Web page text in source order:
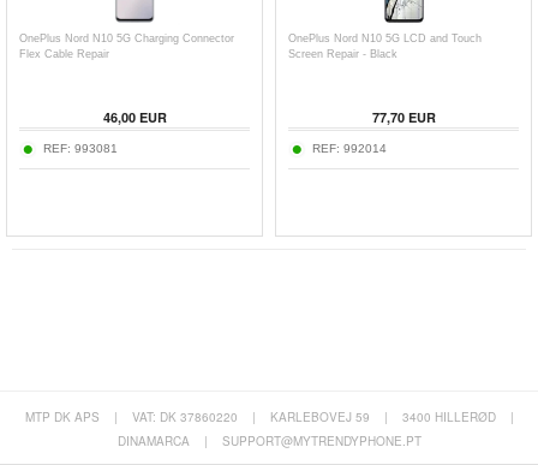
OnePlus Nord N10 5G Charging Connector
Flex Cable Repair
46,00EUR
REF: 993081
OnePlus Nord N10 5G LCD and Touch
Screen Repair - Black
77,70EUR
REF: 992014
MTP DK APS | VAT: DK 37860220 | KARLEBOVEJ 59 | 3400 HILLERØD
|
DINAMARCA
| SUPPORT@MYTRENDYPHONE.PT